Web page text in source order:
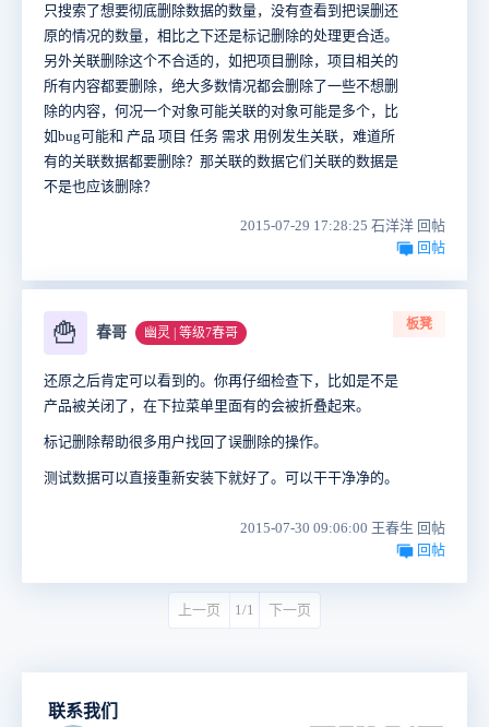
只搜索了想要彻底删除数据的数量，没有查看到把误删还
原的情况的数量，相比之下还是标记删除的处理更合适。
另外关联删除这个不合适的，如把项目删除，项目相关的
所有内容都要删除，绝大多数情况都会删除了一些不想删
除的内容，何况一个对象可能关联的对象可能是多个，比
如bug可能和 产品 项目 任务 需求 用例发生关联，难道所
有的关联数据都要删除？那关联的数据它们关联的数据是
不是也应该删除？
2015-07-29 17:28:25 石洋洋 回帖
回帖
🍟 春哥 幽灵 | 等级7春哥
板凳
还原之后肯定可以看到的。你再仔细检查下，比如是不是
产品被关闭了，在下拉菜单里面有的会被折叠起来。
标记删除帮助很多用户找回了误删除的操作。
测试数据可以直接重新安装下就好了。可以干干净净的。
2015-07-30 09:06:00 王春生 回帖
回帖
上一页 1/1 下一页
联系我们